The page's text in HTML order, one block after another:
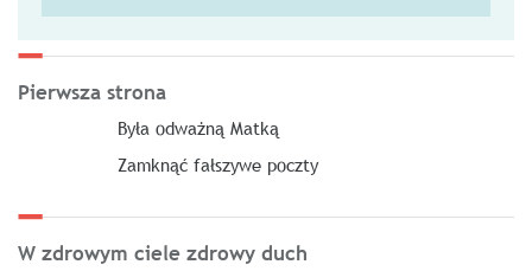
Pierwsza strona
Była odważną Matką
Zamknąć fałszywe poczty
W zdrowym ciele zdrowy duch